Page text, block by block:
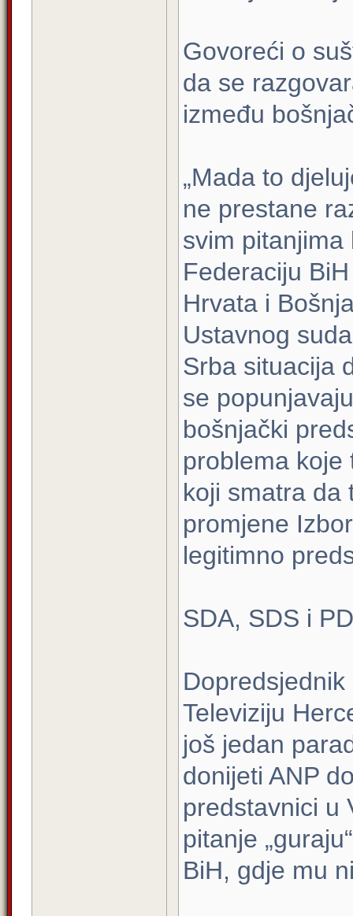
Govoreći o
da se
između
„Mada to
ne prestane
svim
Federaciju
Hrvata i
Ustavnog
Srba situacija
se
bošnjački
problema koje
koji smatra da
promjene
legitimno
SDA, SDS i
Televiziju
još jedan
donijeti ANP
predstavnici u
pitanje
BiH, gdje mu